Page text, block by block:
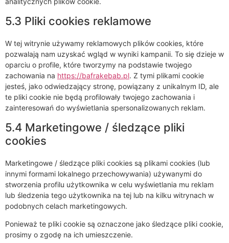
5.3 Pliki cookies reklamowe
W tej witrynie używamy reklamowych plików cookies, które
pozwalają nam uzyskać wgląd w wyniki kampanii. To się dzieje w
oparciu o profile, które tworzymy na podstawie twojego
zachowania na https://bafrakebab.pl. Z tymi plikami cookie
jesteś, jako odwiedzający stronę, powiązany z unikalnym ID, ale
te pliki cookie nie będą profilowały twojego zachowania i
zainteresowań do wyświetlania spersonalizowanych reklam.
5.4 Marketingowe / śledzące pliki
cookies
Marketingowe / śledzące pliki cookies są plikami cookies (lub
innymi formami lokalnego przechowywania) używanymi do
stworzenia profilu użytkownika w celu wyświetlania mu reklam
lub śledzenia tego użytkownika na tej lub na kilku witrynach w
podobnych celach marketingowych.
Ponieważ te pliki cookie są oznaczone jako śledzące pliki cookie,
prosimy o zgodę na ich umieszczenie.